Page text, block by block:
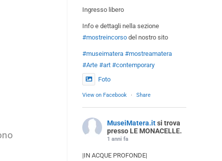
Ingresso libero
Info e dettagli nella sezione
#mostreincorso del nostro sito
#museimatera #mostreamatera
#Arte #art #contemporary
Foto
View on Facebook · Share
MuseiMatera.itsi trova
presso LE MONACELLE.
1 anni fa
|IN ACQUE PROFONDE|